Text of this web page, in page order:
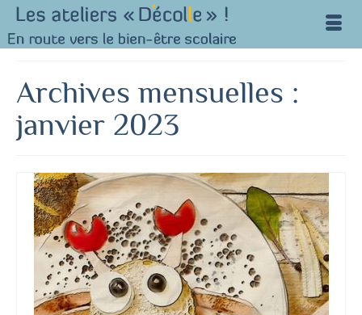
Archives mensuelles :
janvier 2023